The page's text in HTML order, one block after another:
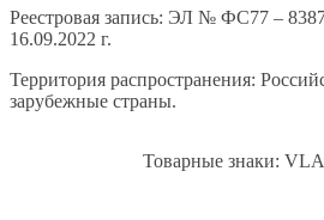
Реестровая запись: ЭЛ № ФС77 –
16.09.2022 г.
Территория распространения:
зарубежные страны.
Товарные знаки: